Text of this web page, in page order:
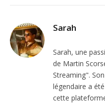
Sarah
Sarah, une
de Martin
Streaming".
légendaire a
cette